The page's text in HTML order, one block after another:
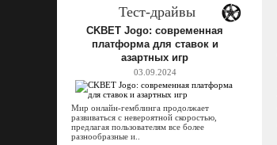
Тест-драйвы
CKBET Jogo: современная
платформа для ставок и
азартных игр
03.09.2024
Мир онлайн-гемблинга продолжает
развиваться с невероятной скоростью,
предлагая пользователям все более
разнообразные и..